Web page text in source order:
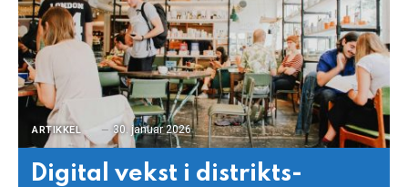
ARTIKKEL 30. januar 2026
Digital vekst i distrikts-